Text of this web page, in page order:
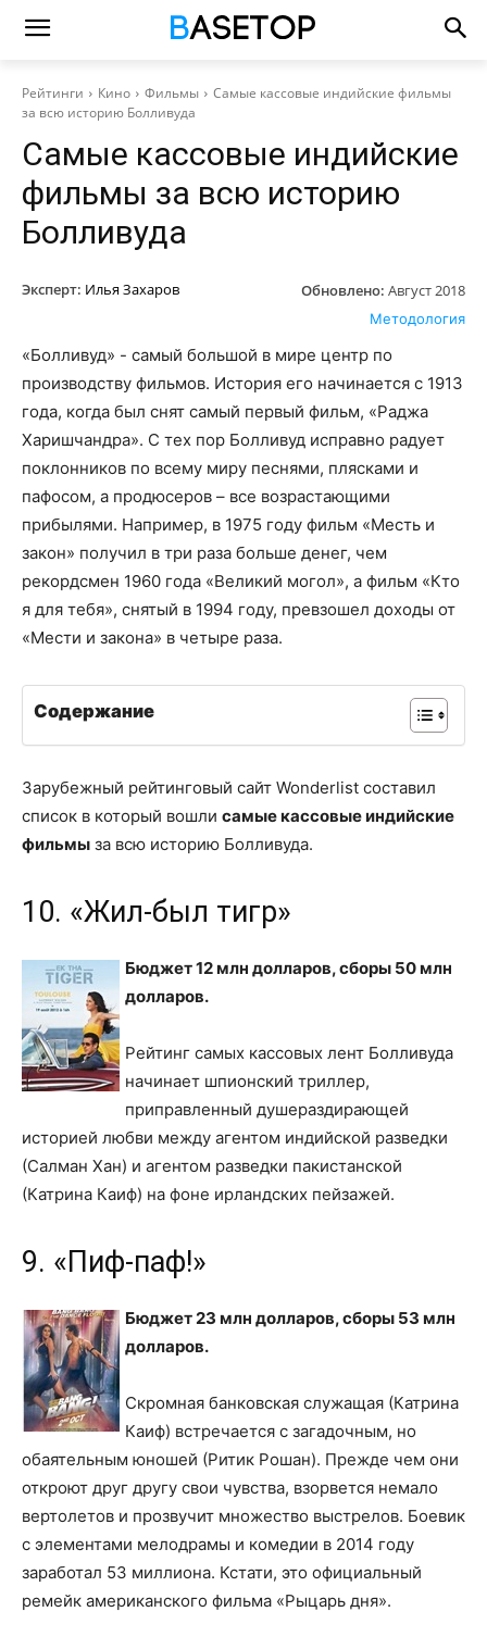
Рейтинги Кино Фильмы
Самые кассовые индийские фильмы
за всю историю Болливуда
Самые кассовые индийские
фильмы за всю историю
Болливуда
Эксперт: Илья Захаров Обновлено: Август 2018
Методология
«Болливуд» - самый большой в мире центр по
производству фильмов. История его начинается с 1913
года, когда был снят самый первый фильм, «Раджа
Харишчандра». С тех пор Болливуд исправно радует
поклонников по всему миру песнями, плясками и
пафосом, а продюсеров – все возрастающими
прибылями. Например, в 1975 году фильм «Месть и
закон» получил в три раза больше денег, чем
рекордсмен 1960 года «Великий могол», а фильм «Кто
я для тебя», снятый в 1994 году, превзошел доходы от
«Мести и закона» в четыре раза.
Содержание
Зарубежный рейтинговый сайт Wonderlist составил
список в который вошли самые кассовые индийские
фильмы за всю историю Болливуда.
10. «Жил-был тигр»
Бюджет 12 млн долларов, сборы 50 млн
долларов.
Рейтинг самых кассовых лент Болливуда
начинает шпионский триллер,
приправленный душераздирающей
историей любви между агентом индийской разведки
(Салман Хан) и агентом разведки пакистанской
(Катрина Каиф) на фоне ирландских пейзажей.
9. «Пиф-паф!»
Бюджет 23 млн долларов, сборы 53 млн
долларов.
Скромная банковская служащая (Катрина
Каиф) встречается с загадочным, но
обаятельным юношей (Ритик Рошан). Прежде чем они
откроют друг другу свои чувства, взорвется немало
вертолетов и прозвучит множество выстрелов. Боевик
с элементами мелодрамы и комедии в 2014 году
заработал 53 миллиона. Кстати, это официальный
ремейк американского фильма «Рыцарь дня».